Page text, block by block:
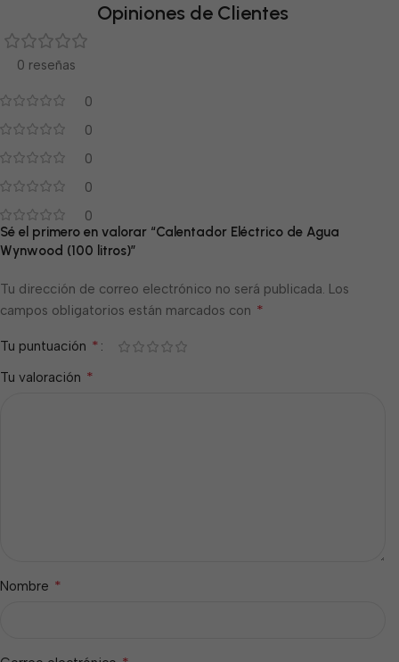
Opiniones de Clientes
0 reseñas
0
0
0
0
0
Sé el primero en valorar “Calentador Eléctrico de Agua
Wynwood (100 litros)”
Tu dirección de correo electrónico no será publicada. Los
campos obligatorios están marcados con *
Tu puntuación *
Tu valoración *
Nombre *